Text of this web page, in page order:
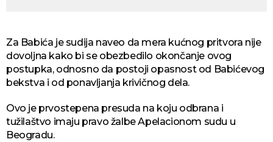
Za Babića je sudija naveo da mera kućnog pritvora nije
dovoljna kako bi se obezbedilo okončanje ovog
postupka, odnosno da postoji opasnost od Babićevog
bekstva i od ponavljanja krivičnog dela.
Ovo je prvostepena presuda na koju odbrana i
tužilaštvo imaju pravo žalbe Apelacionom sudu u
Beogradu.